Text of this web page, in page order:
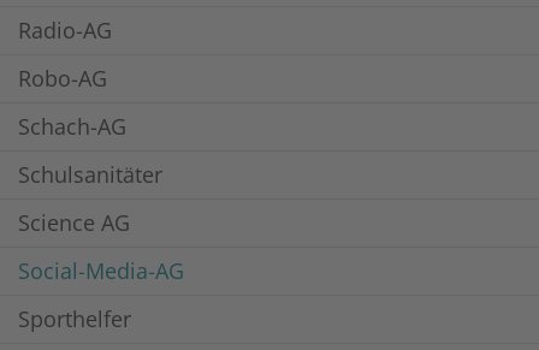
Radio-AG
Robo-AG
Schach-AG
Schulsanitäter
Science AG
Social-Media-AG
Sporthelfer